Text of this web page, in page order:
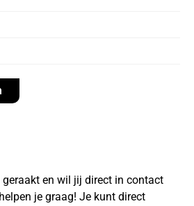
geraakt en wil jij direct in contact
je graag! Je kunt direct